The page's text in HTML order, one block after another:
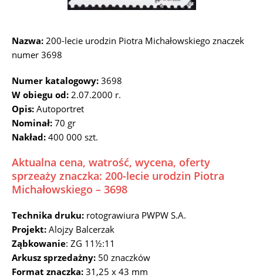
Nazwa: 200-lecie urodzin Piotra Michałowskiego znaczek
numer 3698
Numer katalogowy: 3698
W obiegu od: 2.07.2000 r.
Opis: Autoportret
Nominał: 70 gr
Nakład: 400 000 szt.
Aktualna cena, watrość, wycena, oferty
sprzeaży znaczka: 200-lecie urodzin Piotra
Michałowskiego – 3698
Technika druku: rotograwiura PWPW S.A.
Projekt: Alojzy Balcerzak
Ząbkowanie: ZG 11½:11
Arkusz sprzedażny: 50 znaczków
Format znaczka: 31,25 x 43 mm